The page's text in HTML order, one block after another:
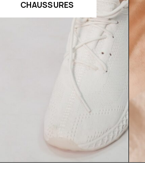
CHAUSSURES